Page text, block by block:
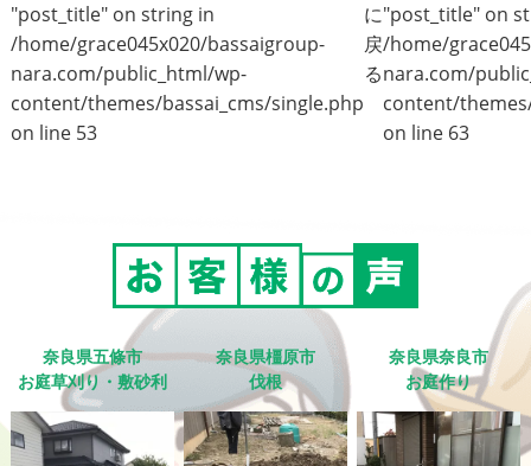
"post_title" on string in
/home/grace045x020/bassaigroup-
nara.com/public_html/wp-
content/themes/bassai_cms/single.php
on line 53
に
戻
る
"post_title" on
/home/
nara.com/
content/
on line 63
奈良県五條市
お庭草刈り・敷砂利
奈良県橿原市
伐根
奈良県奈良市
お庭作り